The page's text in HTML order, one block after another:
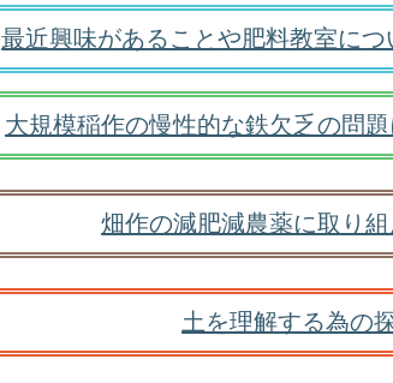
最近興味があることや肥料教室に
大規模稲作の慢性的な鉄欠乏の問
畑作の減肥減農薬に取り
土を理解する為の